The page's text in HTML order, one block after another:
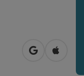
in Google
in